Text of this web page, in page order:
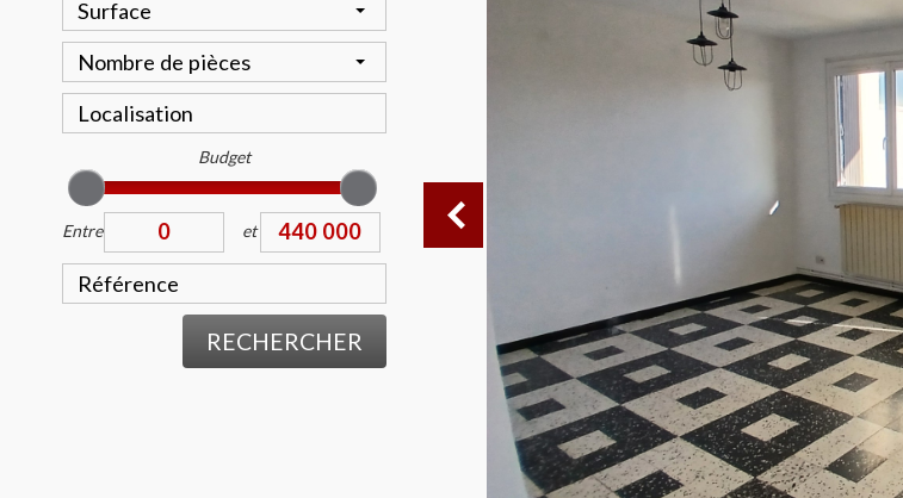
Surface
Nombre de pièces
Budget
Entre et
RECHERCHER